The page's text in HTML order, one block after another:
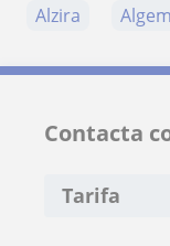
Alzira
Contacta
Tarifa